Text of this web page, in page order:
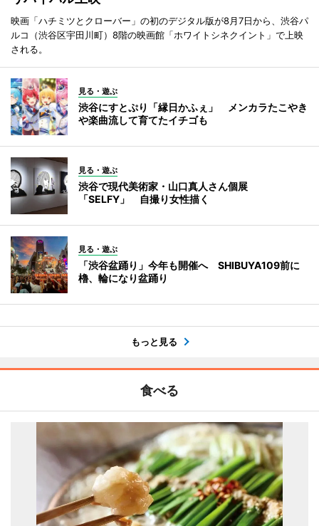
映画「ハチミツとクローバー」の初のデジタル版が8月7日から、渋谷パ
ルコ（渋谷区宇田川町）8階の映画館「ホワイトシネクイント」で上映
される。
見る・遊ぶ
渋谷にすとぷり「縁日かふぇ」 メンカラたこやき
や楽曲流して育てたイチゴも
見る・遊ぶ
渋谷で現代美術家・山口真人さん個展
「SELFY」 自撮り女性描く
見る・遊ぶ
「渋谷盆踊り」今年も開催へ SHIBUYA109前に
櫓、輪になり盆踊り
もっと見る
食べる